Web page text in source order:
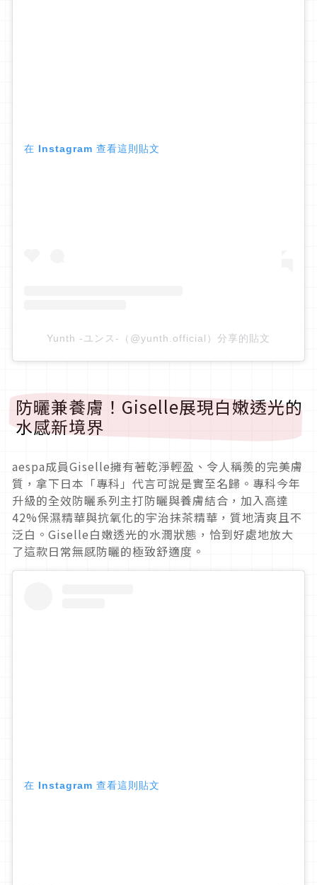
在 Instagram 查看這則貼文
Yunth -ユンス-（@yunth.official）分享的貼文
防曬兼養膚！Giselle展現白嫩透光的
水感新境界
aespa成員Giselle擁有著乾淨輕盈、令人稱羨的完美膚
質，拿下日本「專科」代言可說是實至名歸。專科今年
升級的全效防曬系列主打防曬與養膚結合，加入高達
42%保濕精華與抗氧化的宇治抹茶精華，質地清爽且不
泛白。Giselle白嫩透光的水潤狀態，恰到好處地放大
了這款日常無感防曬的極致舒適度。
在 Instagram 查看這則貼文